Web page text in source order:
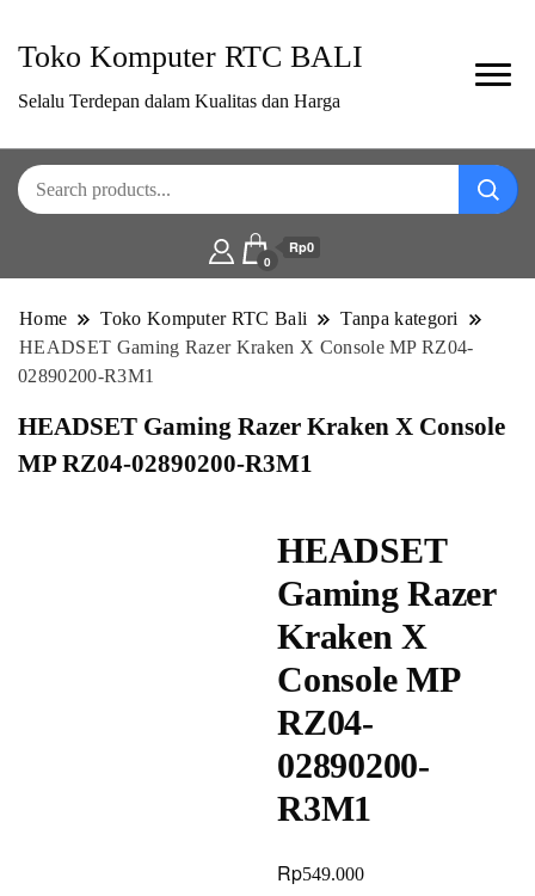
Toko Komputer RTC BALI
Selalu Terdepan dalam Kualitas dan Harga
0
Rp0
Home Toko Komputer RTC Bali
Tanpa kategori
HEADSET Gaming Razer Kraken X Console MP RZ04-
02890200-R3M1
HEADSET Gaming Razer Kraken X Console
MP RZ04-02890200-R3M1
HEADSET
Gaming Razer
Kraken X
Console MP
RZ04-
02890200-
R3M1
Rp549.000